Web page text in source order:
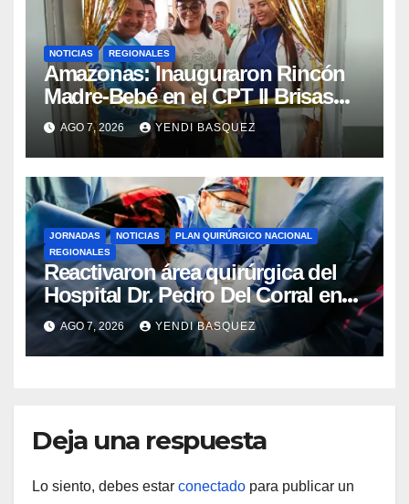
NOTICIAS REGIONALES
​Amazonas: Inauguraron Rincón
Madre-Bebé en el CPT II Brisas
del Aeropuerto ​Inauguraron
Rincón
AGO 7, 2026 YENDI BASQUEZ
JORNADAS NOTICIAS
PLAN QUIRÚRGICO NACIONAL
REGIONALES
Reactivaron área quirúrgica del
Hospital Dr. Pedro Del Corral en
Guárico
AGO 7, 2026 YENDI BASQUEZ
Deja una respuesta
Lo siento, debes estar conectado para publicar un